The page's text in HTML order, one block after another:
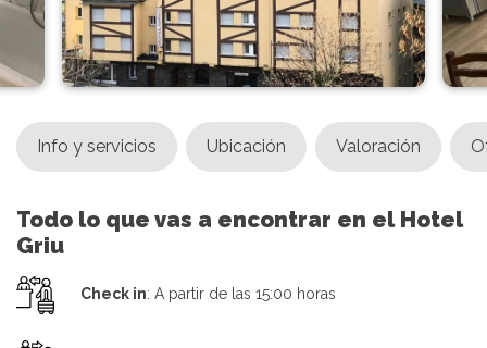
Info y servicios Ubicación Valoración
Todo lo que vas a encontrar en el Hotel
Griu
Check in: A partir de las 15:00 horas